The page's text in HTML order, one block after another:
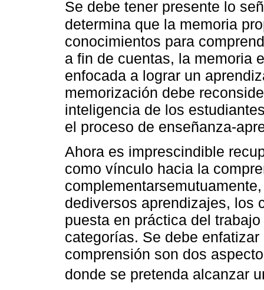
Se debe tener presente lo
determina que la memoria
conocimientos para
a fin de cuentas, la memoria
enfocada a lograr un
memorización debe
inteligencia de los
el proceso de enseñanza-
Ahora es imprescindible
como vínculo hacia la
dediversos aprendizajes, los
puesta en práctica del
categorías. Se debe
comprensión son dos
donde se pretenda alcanzar